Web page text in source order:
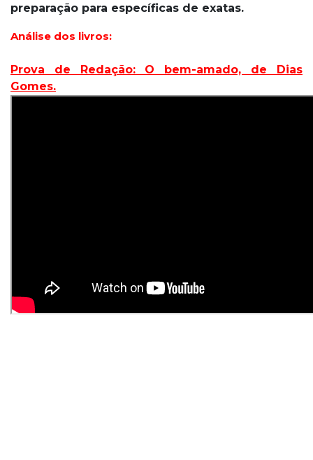
preparação para específicas de exatas.
Análise dos livros:
Prova de Redação: O bem-amado, de Dias
Gomes.